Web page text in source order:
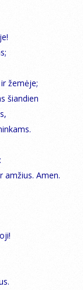
žemėje;
šiandien
amžius. Amen.